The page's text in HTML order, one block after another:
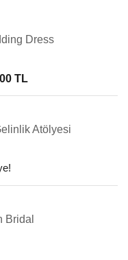
Dress
TL
Atölyesi
Bridal